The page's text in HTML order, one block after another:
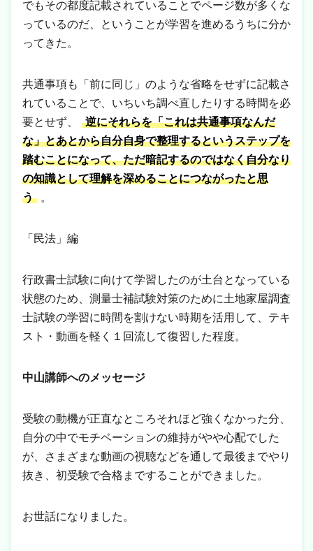
でもその都度記載されていることでページ数が多くな
っているのだ、ということが学習を進めるうちに分か
ってきた。
共通事項も「前に同じ」のような省略をせずに記載さ
れていることで、いちいち調べ直したりする時間を必
要とせず、
逆にそれらを「これは共通事項なんだ
な」とあとから自分自身で整理するというステップを
踏むことになって、ただ暗記するのではなく自分なり
の知識として理解を深めることにつながったと思
う
。
「民法」編
行政書士試験に向けて学習したのが土台となっている
状態のため、測量士補試験対策のために土地家屋調査
士試験の学習に時間を割けない時期を活用して、テキ
スト・動画を軽く１回流して復習した程度。
中山講師へのメッセージ
受験の動機が正直なところそれほど強くなかった分、
自分の中でモチベーションの維持がやや心配でした
が、さまざまな動画の視聴などを通して最後までやり
抜き、初受験で合格まですることができました。
お世話になりました。